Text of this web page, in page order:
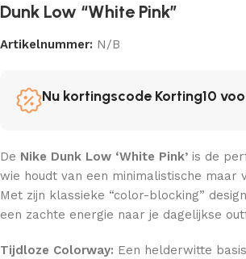
Dunk Low “White Pink”
Artikelnummer: N/B
Nu kortingscode Korting10
De Nike Dunk Low ‘White Pink’ is de
wie houdt van een minimalistische maar
Met zijn klassieke “color-blocking”
een zachte energie naar je dagelijkse
Tijdloze Colorway: Een helderwitte